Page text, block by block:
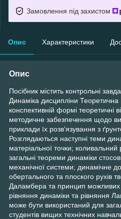
Замовлення під захистом
Опис Характеристики
Опис
Посібник містить контрольні
Динаміка дисципліни
конспективній формі теоретичні
методичне забезпечення щодо
приклади їх розв’язування з
Розглядаються наступні теми
матеріальної точки; коливальний
загальні теореми динаміки
механічної системи; динамічне
обертального та плоского рухів
Даламбера та принцип
рівняння динаміки та рівняння
може бути використаний для
студентів вищих технічних